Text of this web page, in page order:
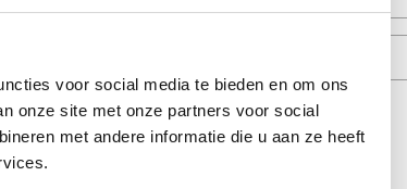
voor social media te bieden en om ons
onze site met onze partners voor social
met andere informatie die u aan ze heeft
vraag over dit product ?
je graag en kan al je vragen beantwoorden.